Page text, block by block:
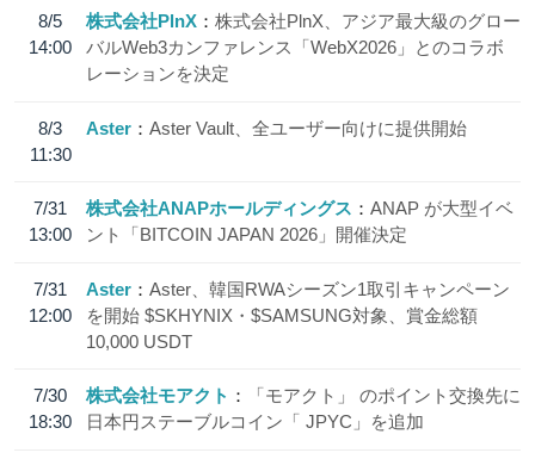
8/5
14:00
株式会社PlnX
株式会社PlnX、アジア最大級のグロー
バルWeb3カンファレンス「WebX2026」とのコラボ
レーションを決定
8/3
11:30
Aster Aster Vault、全ユーザー向けに提供開始
7/31
13:00
株式会社ANAPホールディングス
ANAP が大型イベ
ント「BITCOIN JAPAN 2026」開催決定
7/31
12:00
Aster
Aster、韓国RWAシーズン1取引キャンペーン
を開始 $SKHYNIX・$SAMSUNG対象、賞金総額
10,000 USDT
7/30
18:30
株式会社モアクト
「モアクト」 のポイント交換先に
日本円ステーブルコイン「 JPYC」を追加